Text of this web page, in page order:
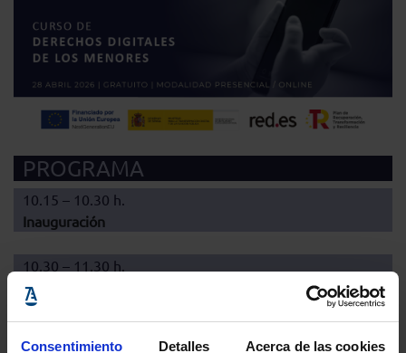
Consentimiento Detalles Acerca de las cookies
PROGRAMA
10.15 – 10.30 h.
Inauguración
10.30 – 11.30 h.
La necesaria protección de la indemnidad sexual de los
menores desde una perspectiva criminológica.
Beatriz Izquierdo,licenciada especializada en